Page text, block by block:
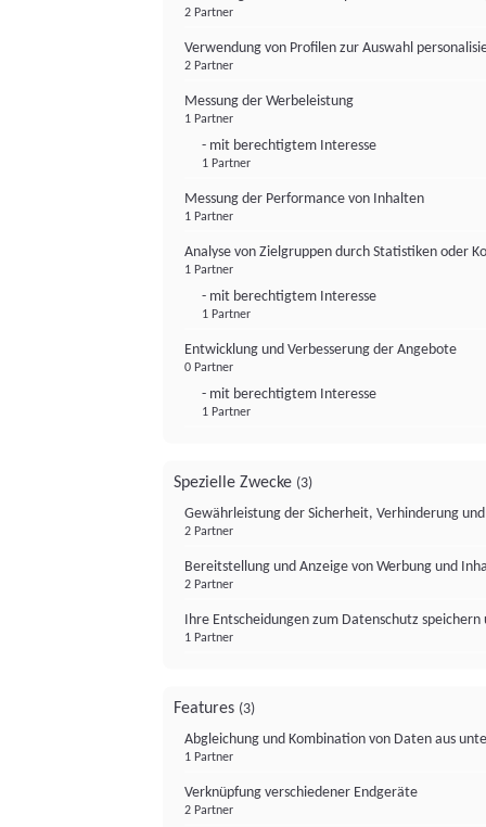
2 Partner
Verwendung von Profilen zur Auswahl
2 Partner
Messung der Werbeleistung
1 Partner
- mit berechtigtem Interesse
1 Partner
Messung der Performance von Inhalten
1 Partner
Analyse von Zielgruppen durch Statistiken oder
1 Partner
- mit berechtigtem Interesse
1 Partner
Entwicklung und Verbesserung der Angebote
0 Partner
- mit berechtigtem Interesse
1 Partner
Spezielle Zwecke (3)
Gewährleistung der Sicherheit, Verhinderung
2 Partner
Bereitstellung und Anzeige von Werbung und
2 Partner
Ihre Entscheidungen zum Datenschutz
1 Partner
Features (3)
Abgleichung und Kombination von Daten aus
1 Partner
Verknüpfung verschiedener Endgeräte
2 Partner